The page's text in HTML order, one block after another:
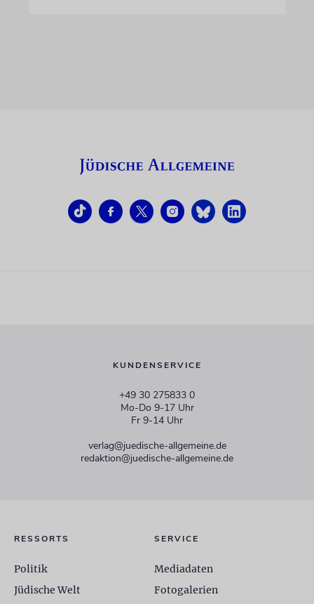
KUNDENSERVICE
+49 30 275833 0
Mo-Do 9-17 Uhr
Fr 9-14 Uhr
verlag@juedische-allgemeine.de
redaktion@juedische-allgemeine.de
RESSORTS
Politik
Jüdische Welt
SERVICE
Mediadaten
Fotogalerien